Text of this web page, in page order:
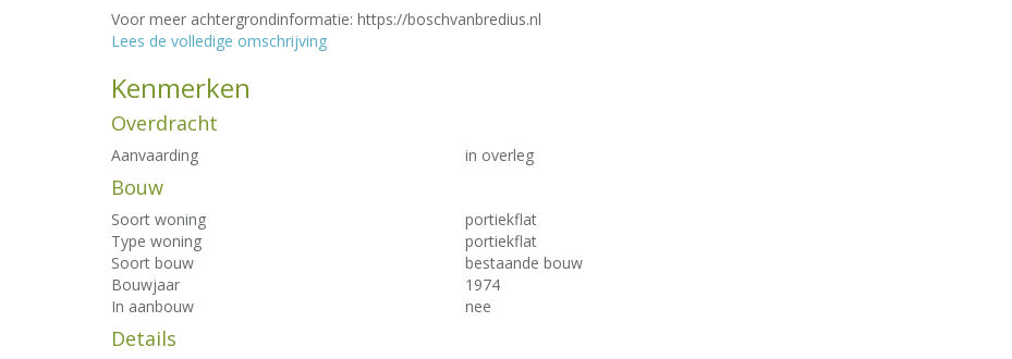
Voor meer achtergrondinformatie: https://boschvanbredius.nl
Lees de volledige omschrijving
Kenmerken
Overdracht
Aanvaarding in overleg
Bouw
Soort woning
portiekflat
Type woning
portiekflat
Soort bouw
bestaande bouw
Bouwjaar
1974
In aanbouw
nee
Details